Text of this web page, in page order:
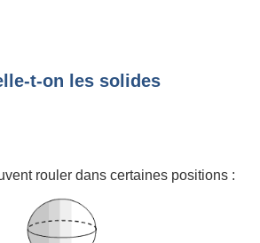
t-on les solides
rouler dans certaines positions :